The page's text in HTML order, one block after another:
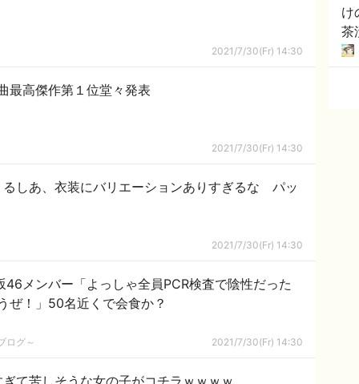
2021/7/30(Fr) 14:30
最高傑作第１位堂々発表
2021/7/30(Fr) 14:30
しあ、衣装にバリエーションありすぎるな パッ
2021/7/30(Fr) 14:30
メンバー「よっしゃ全員PCR検査で陰性だった
ぜ！」50名近くで会食か？
ログ～ 2021/7/30(Fr) 14:30
て苦しそうな女の子がコチラｗｗｗｗ
け
茶
て